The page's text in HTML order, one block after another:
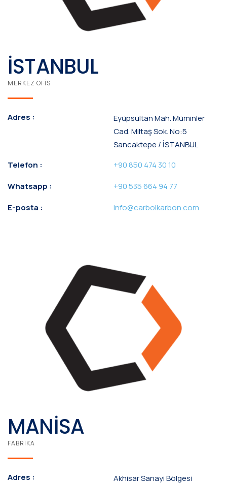
İSTANBUL
MERKEZ OFIS
Adres :
Eyüpsultan Mah. Müminler
Cad. Miltaş Sok. No:5
Sancaktepe / İSTANBUL
Telefon :
+90 850 474 30 10
Whatsapp :
+90 535 664 94 77
E-posta :
info@carbolkarbon.com
MANISA
FABRIKA
Adres :
Akhisar Sanayi Bölgesi